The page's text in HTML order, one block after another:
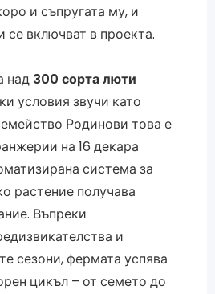
и съпругата му, и
включват в проекта.
над 300 сорта люти
условия звучи като
Родинови това е
на 16 декара
система за
растение получава
Въпреки
и
сезони, фермата успява
цикъл – от семето до